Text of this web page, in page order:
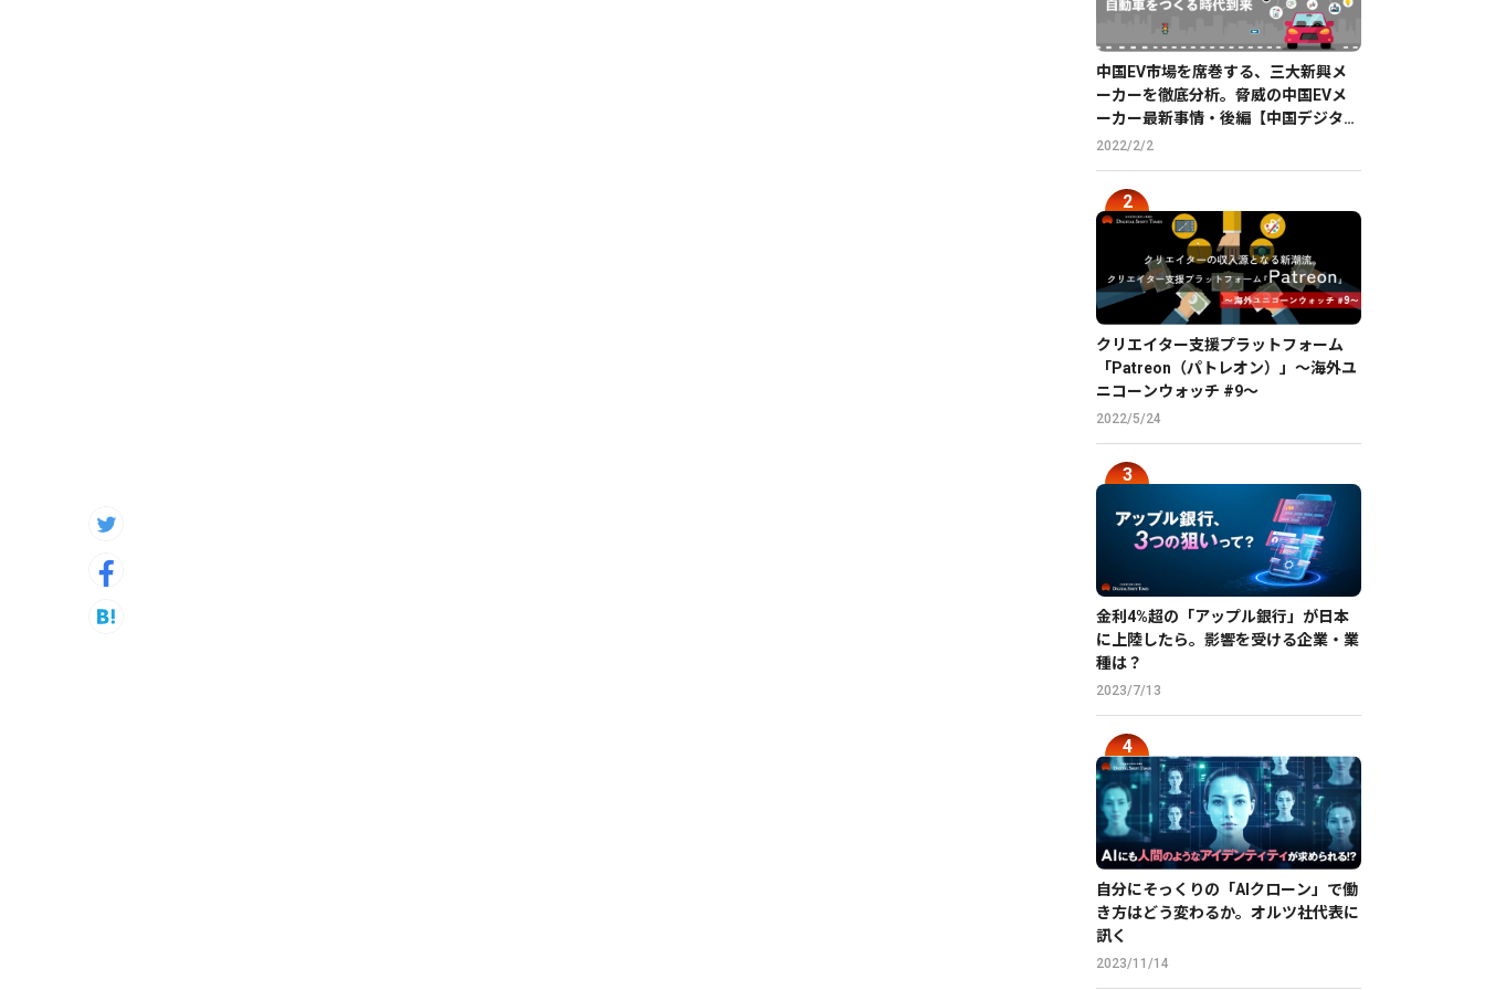
中国EV市場を席巻する、三大新興メ
ーカーを徹底分析。脅威の中国EVメ
ーカー最新事情・後編【中国デジタル
企業最前線】
2022/2/2
クリエイター支援プラットフォーム
「Patreon（パトレオン）」〜海外ユ
ニコーンウォッチ #9〜
2022/5/24
金利4%超の「アップル銀行」が日本
に上陸したら。影響を受ける企業・業
種は？
2023/7/13
自分にそっくりの「AIクローン」で働
き方はどう変わるか。オルツ社代表に
訊く
2023/11/14